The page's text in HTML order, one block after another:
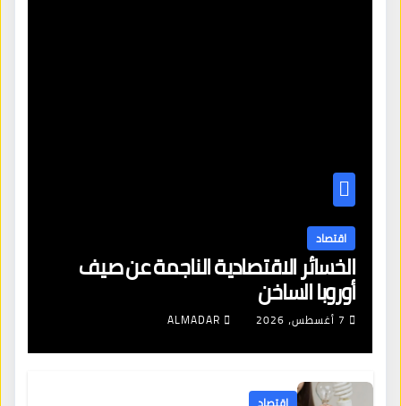
اقتصاد
الخسائر الاقتصادية الناجمة عن صيف
أوروبا الساخن
7 أغسطس، 2026 ALMADAR